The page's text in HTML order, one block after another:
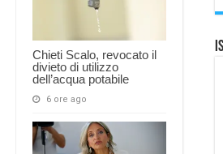
Chieti Scalo, revocato il
divieto di utilizzo
dell’acqua potabile
6 ore ago